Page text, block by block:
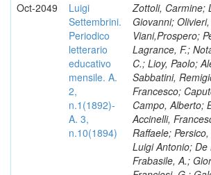
Oct-2049
Luigi
Settembrini.
Periodico
letterario
educativo
mensile. A.
2,
n.1(1892)-
A. 3,
n.10(1894)
Zottoli, Carmine;
Giovanni;
Viani,Prospero;
Lagrance, F.;
C.; Lioy, Paolo;
Sabbatini,
Francesco;
Campo, Alberto;
Accinelli,
Raffaele;
Luigi Antonio;
Frabasile, A.;